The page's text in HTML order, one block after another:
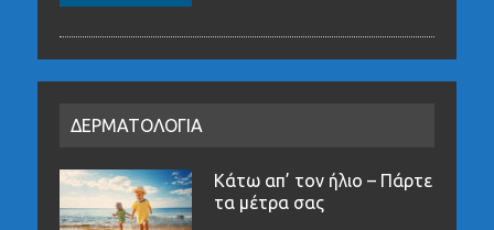
ΔΕΡΜΑΤΟΛΟΓΙΑ
Κάτω απ’ τον ήλιο – Πάρτε
τα μέτρα σας